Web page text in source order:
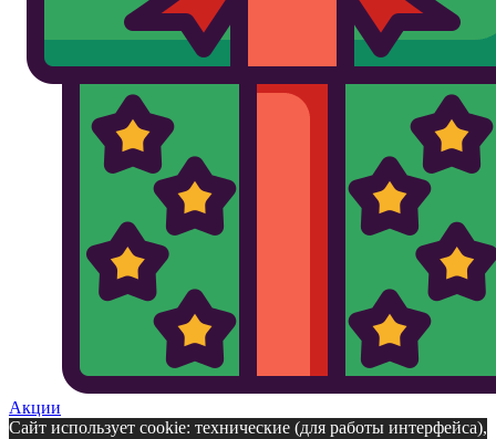
Акции
Сайт использует cookie: технические (для работы интерфейса),